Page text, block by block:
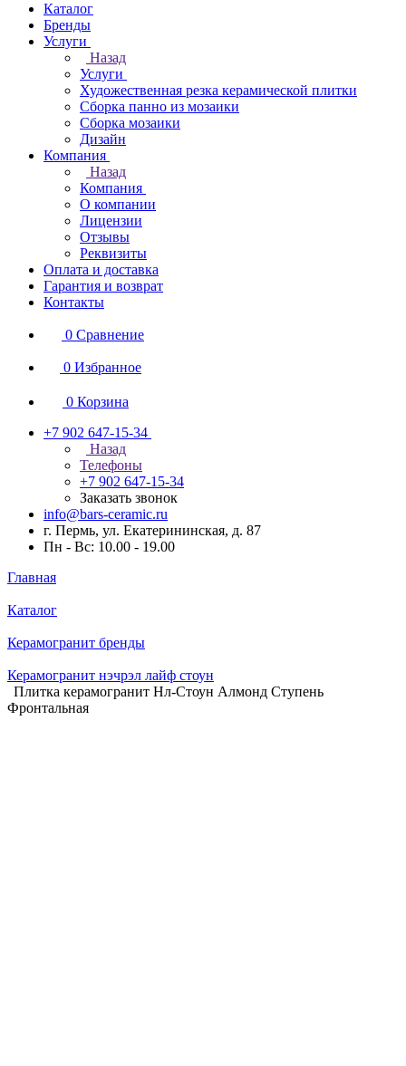
Каталог
Бренды
Услуги
Назад
Услуги
Художественная резка керамической плитки
Сборка панно из мозаики
Сборка мозаики
Дизайн
Компания
Назад
Компания
О компании
Лицензии
Отзывы
Реквизиты
Оплата и доставка
Гарантия и возврат
Контакты
0 Сравнение
0 Избранное
0 Корзина
+7 902 647-15-34
Назад
Телефоны
+7 902 647-15-34
Заказать звонок
info@bars-ceramic.ru
г. Пермь, ул. Екатерининская, д. 87
Пн - Вс: 10.00 - 19.00
Главная
Каталог
Керамогранит бренды
Керамогранит нэчрэл лайф стоун
Плитка керамогранит Нл-Стоун Алмонд Ступень
Фронтальная